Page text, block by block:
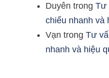
Duyên trong Tư
chiếu nhanh và
Vạn trong Tư
nhanh và hiệu